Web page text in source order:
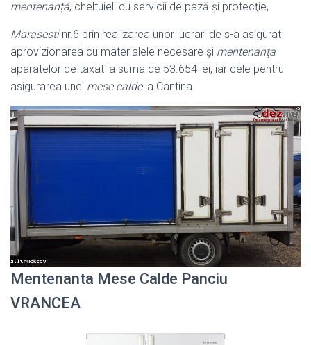
mentenanță, cheltuieli cu servicii de pază şi protecţie,
Marasestinr.6 prin realizarea unor lucrari de s-a asigurat
aprovizionarea cu materialele necesare şi mentenanţa
aparatelor de taxat la suma de 53.654 lei, iar cele pentru
asigurarea unei mese caldela Cantina
Mentenanta Mese Calde Panciu
VRANCEA